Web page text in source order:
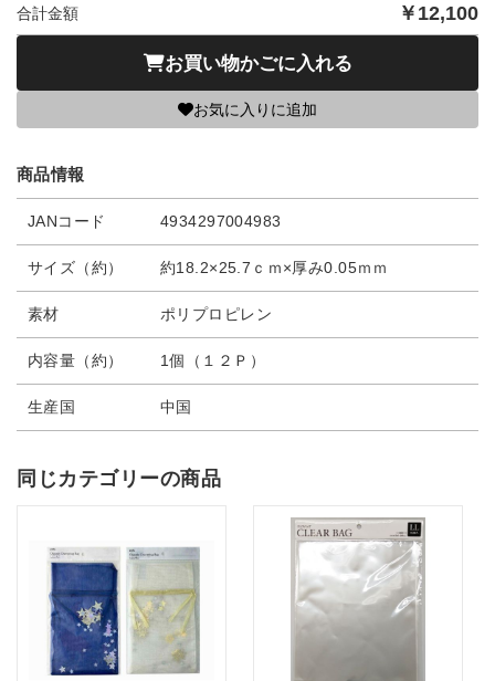
合計金額 ￥ 12,100
お買い物かごに入れる
お気に入りに追加
商品情報
JANコード 4934297004983
サイズ（約） 約18.2×25.7ｃｍ×厚み0.05ｍｍ
素材 ポリプロピレン
内容量（約） 1個（１２Ｐ）
生産国 中国
同じカテゴリーの商品